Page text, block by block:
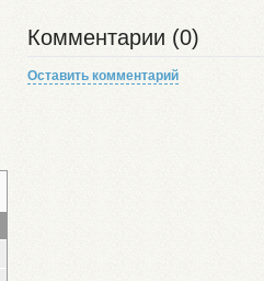
Комментарии (0)
Оставить комментарий